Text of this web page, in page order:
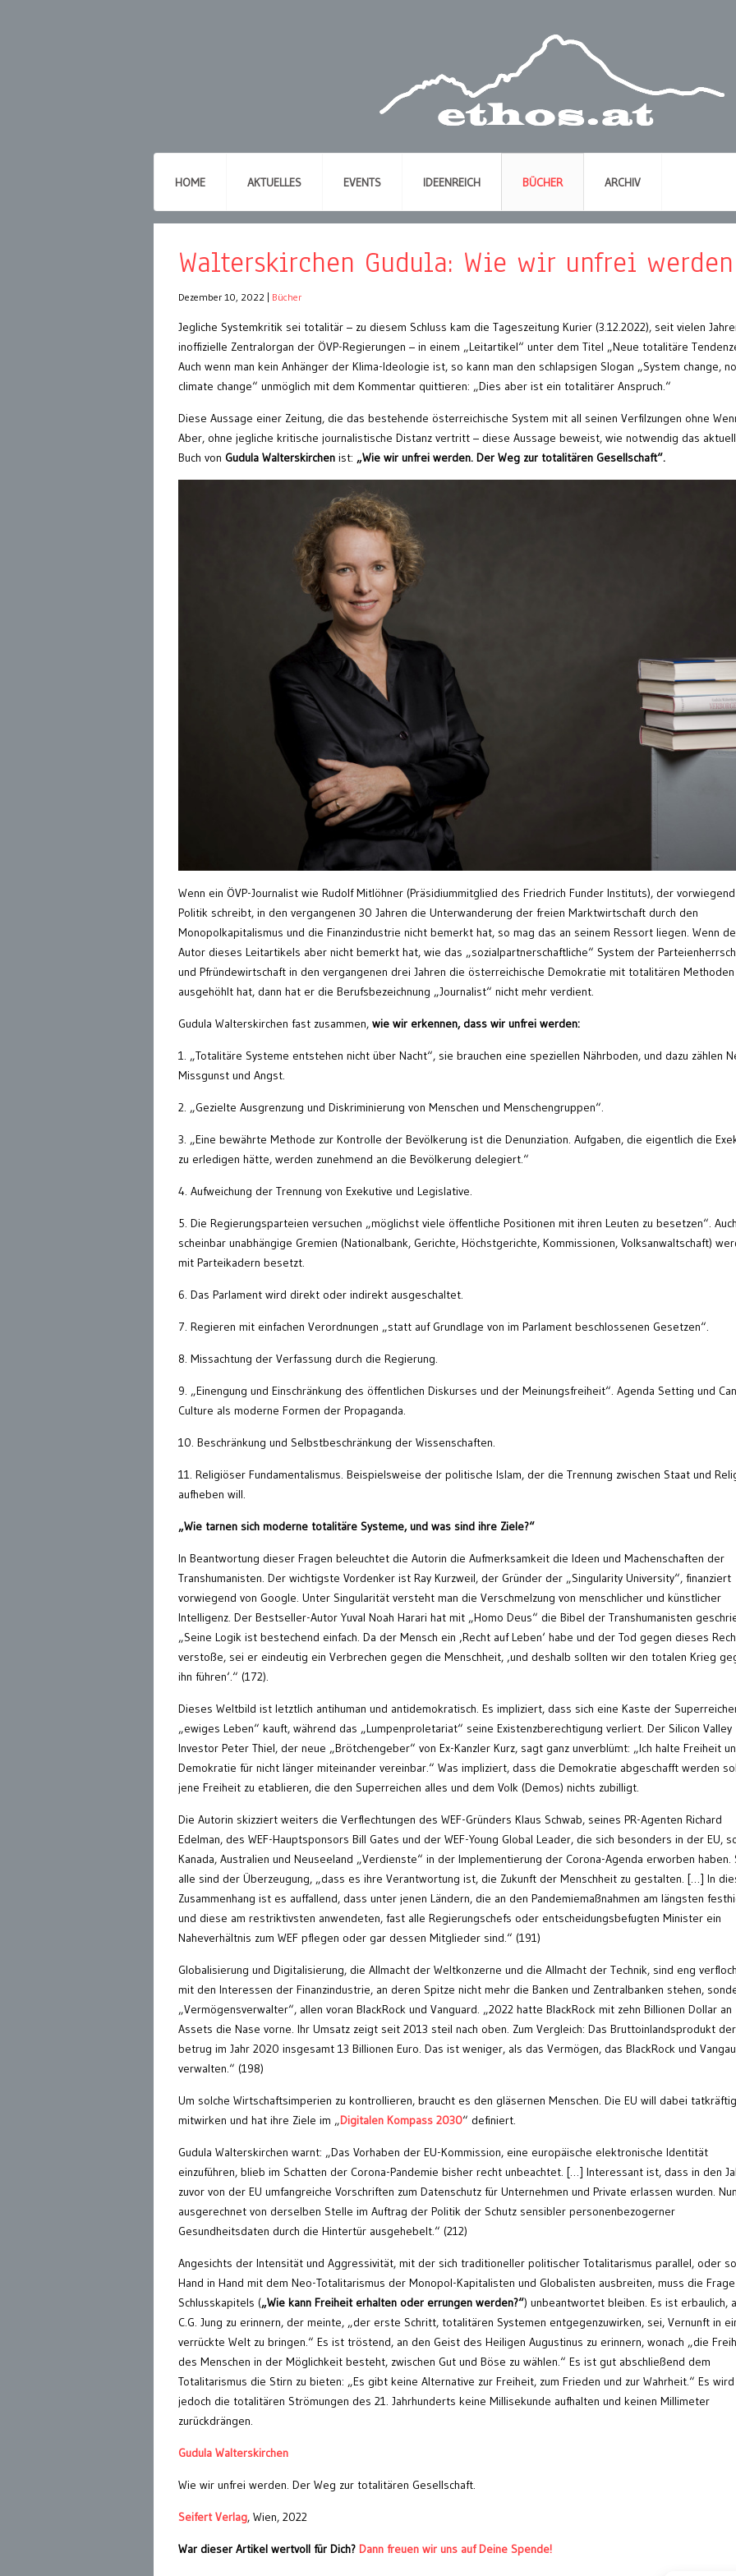
HOME AKTUELLES EVENTS IDEENREICH BÜCHER ARCHIV
Walterskirchen Gudula: Wie wir unfrei werden
Dezember 10, 2022 Bücher
Jegliche Systemkritik sei totalitär – zu diesem Schluss kam die Tageszeitung Kurier (3.12.2022), seit vielen
inoffizielle Zentralorgan der ÖVP-Regierungen – in einem „Leitartikel“ unter dem Titel „Neue totalitäre
Auch wenn man kein Anhänger der Klima-Ideologie ist, so kann man den schlapsigen Slogan „System change,
climate change“ unmöglich mit dem Kommentar quittieren: „Dies aber ist ein totalitärer Anspruch.“
Diese Aussage einer Zeitung, die das bestehende österreichische System mit all seinen Verfilzungen ohne
Aber, ohne jegliche kritische journalistische Distanz vertritt – diese Aussage beweist, wie notwendig das
Buch von Gudula Walterskirchen ist: „Wie wir unfrei werden. Der Weg zur totalitären Gesellschaft“.
Wenn ein ÖVP-Journalist wie Rudolf Mitlöhner (Präsidiummitglied des Friedrich Funder Instituts), der
Politik schreibt, in den vergangenen 30 Jahren die Unterwanderung der freien Marktwirtschaft durch den
Monopolkapitalismus und die Finanzindustrie nicht bemerkt hat, so mag das an seinem Ressort liegen. Wenn
Autor dieses Leitartikels aber nicht bemerkt hat, wie das „sozialpartnerschaftliche“ System der
und Pfründewirtschaft in den vergangenen drei Jahren die österreichische Demokratie mit totalitären Methoden
ausgehöhlt hat, dann hat er die Berufsbezeichnung „Journalist“ nicht mehr verdient.
Gudula Walterskirchen fast zusammen, wie wir erkennen, dass wir unfrei werden:
1. „Totalitäre Systeme entstehen nicht über Nacht“, sie brauchen eine speziellen Nährboden, und dazu zählen
Missgunst und Angst.
2. „Gezielte Ausgrenzung und Diskriminierung von Menschen und Menschengruppen“.
3. „Eine bewährte Methode zur Kontrolle der Bevölkerung ist die Denunziation. Aufgaben, die eigentlich die
zu erledigen hätte, werden zunehmend an die Bevölkerung delegiert.“
4. Aufweichung der Trennung von Exekutive und Legislative.
5. Die Regierungsparteien versuchen „möglichst viele öffentliche Positionen mit ihren Leuten zu besetzen“. Auch
scheinbar unabhängige Gremien (Nationalbank, Gerichte, Höchstgerichte, Kommissionen, Volksanwaltschaft)
mit Parteikadern besetzt.
6. Das Parlament wird direkt oder indirekt ausgeschaltet.
7. Regieren mit einfachen Verordnungen „statt auf Grundlage von im Parlament beschlossenen Gesetzen“.
8. Missachtung der Verfassung durch die Regierung.
9. „Einengung und Einschränkung des öffentlichen Diskurses und der Meinungsfreiheit“. Agenda Setting und
Culture als moderne Formen der Propaganda.
10. Beschränkung und Selbstbeschränkung der Wissenschaften.
11. Religiöser Fundamentalismus. Beispielsweise der politische Islam, der die Trennung zwischen Staat und
aufheben will.
„Wie tarnen sich moderne totalitäre Systeme, und was sind ihre Ziele?“
In Beantwortung dieser Fragen beleuchtet die Autorin die Aufmerksamkeit die Ideen und Machenschaften der
Transhumanisten. Der wichtigste Vordenker ist Ray Kurzweil, der Gründer der „Singularity University“, finanziert
vorwiegend von Google. Unter Singularität versteht man die Verschmelzung von menschlicher und künstlicher
Intelligenz. Der Bestseller-Autor Yuval Noah Harari hat mit „Homo Deus“ die Bibel der Transhumanisten
„Seine Logik ist bestechend einfach. Da der Mensch ein ‚Recht auf Leben‘ habe und der Tod gegen dieses
verstoße, sei er eindeutig ein Verbrechen gegen die Menschheit, ‚und deshalb sollten wir den totalen Krieg
ihn führen‘.“ (172).
Dieses Weltbild ist letztlich antihuman und antidemokratisch. Es impliziert, dass sich eine Kaste der
„ewiges Leben“ kauft, während das „Lumpenproletariat“ seine Existenzberechtigung verliert. Der Silicon Valley
Investor Peter Thiel, der neue „Brötchengeber“ von Ex-Kanzler Kurz, sagt ganz unverblümt: „Ich halte Freiheit
Demokratie für nicht länger miteinander vereinbar.“ Was impliziert, dass die Demokratie abgeschafft werden
jene Freiheit zu etablieren, die den Superreichen alles und dem Volk (Demos) nichts zubilligt.
Die Autorin skizziert weiters die Verflechtungen des WEF-Gründers Klaus Schwab, seines PR-Agenten Richard
Edelman, des WEF-Hauptsponsors Bill Gates und der WEF-Young Global Leader, die sich besonders in der EU,
Kanada, Australien und Neuseeland „Verdienste“ in der Implementierung der Corona-Agenda erworben haben.
alle sind der Überzeugung, „dass es ihre Verantwortung ist, die Zukunft der Menschheit zu gestalten. […] In
Zusammenhang ist es auffallend, dass unter jenen Ländern, die an den Pandemiemaßnahmen am längsten
und diese am restriktivsten anwendeten, fast alle Regierungschefs oder entscheidungsbefugten Minister ein
Naheverhältnis zum WEF pflegen oder gar dessen Mitglieder sind.“ (191)
Globalisierung und Digitalisierung, die Allmacht der Weltkonzerne und die Allmacht der Technik, sind eng
mit den Interessen der Finanzindustrie, an deren Spitze nicht mehr die Banken und Zentralbanken stehen,
„Vermögensverwalter“, allen voran BlackRock und Vanguard. „2022 hatte BlackRock mit zehn Billionen Dollar an
Assets die Nase vorne. Ihr Umsatz zeigt seit 2013 steil nach oben. Zum Vergleich: Das Bruttoinlandsprodukt der
betrug im Jahr 2020 insgesamt 13 Billionen Euro. Das ist weniger, als das Vermögen, das BlackRock und
verwalten.“ (198)
Um solche Wirtschaftsimperien zu kontrollieren, braucht es den gläsernen Menschen. Die EU will dabei tatkräftig
mitwirken und hat ihre Ziele im „Digitalen Kompass 2030“ definiert.
Gudula Walterskirchen warnt: „Das Vorhaben der EU-Kommission, eine europäische elektronische Identität
einzuführen, blieb im Schatten der Corona-Pandemie bisher recht unbeachtet. […] Interessant ist, dass in den
zuvor von der EU umfangreiche Vorschriften zum Datenschutz für Unternehmen und Private erlassen wurden.
ausgerechnet von derselben Stelle im Auftrag der Politik der Schutz sensibler personenbezogerner
Gesundheitsdaten durch die Hintertür ausgehebelt.“ (212)
Angesichts der Intensität und Aggressivität, mit der sich traditioneller politischer Totalitarismus parallel, oder
Hand in Hand mit dem Neo-Totalitarismus der Monopol-Kapitalisten und Globalisten ausbreiten, muss die
Schlusskapitels („Wie kann Freiheit erhalten oder errungen werden?“) unbeantwortet bleiben. Es ist erbaulich,
C.G. Jung zu erinnern, der meinte, „der erste Schritt, totalitären Systemen entgegenzuwirken, sei, Vernunft in
verrückte Welt zu bringen.“ Es ist tröstend, an den Geist des Heiligen Augustinus zu erinnern, wonach „die
des Menschen in der Möglichkeit besteht, zwischen Gut und Böse zu wählen.“ Es ist gut abschließend dem
Totalitarismus die Stirn zu bieten: „Es gibt keine Alternative zur Freiheit, zum Frieden und zur Wahrheit.“ Es wird
jedoch die totalitären Strömungen des 21. Jahrhunderts keine Millisekunde aufhalten und keinen Millimeter
zurückdrängen.
Gudula Walterskirchen
Wie wir unfrei werden. Der Weg zur totalitären Gesellschaft.
Seifert Verlag, Wien, 2022
War dieser Artikel wertvoll für Dich? Dann freuen wir uns auf Deine Spende!